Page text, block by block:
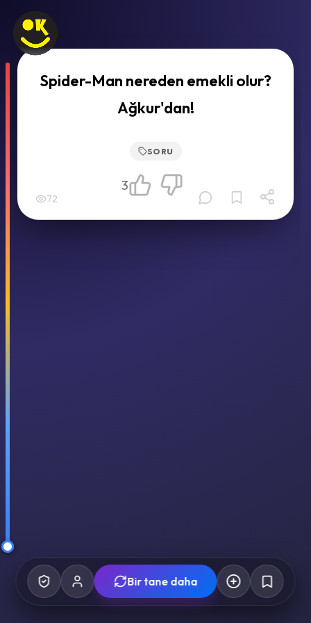
Spider-Man nereden emekli olur?
Ağkur'dan!
SORU
72
3
Bir tane daha